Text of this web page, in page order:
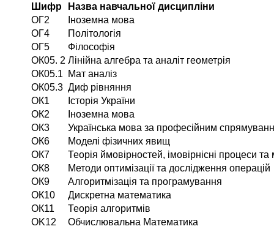
Шифр
Назва навчальної дисципліни
ОГ2
Іноземна мова
ОГ4
Політологія
ОГ5
Філософія
ОК05. 2 Лінійна алгебра та аналіт геометрія
ОК05.1
Мат аналіз
ОК05.3 Диф рівняння
ОК1
Історія України
ОК2
Іноземна мова
ОК3
Українська мова за професійним
ОК6
Моделі фізичних явищ
ОК7
Теорія ймовірностей, імовірнісні процеси та
ОК8
Методи оптимізації та дослідження операцій
ОК9
Алгоритмізація та програмування
ОК10
Дискретна математика
ОК11
Теорія алгоритмів
OK12
Обчислювальна Математика